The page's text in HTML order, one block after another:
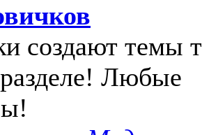
создают темы
Любые